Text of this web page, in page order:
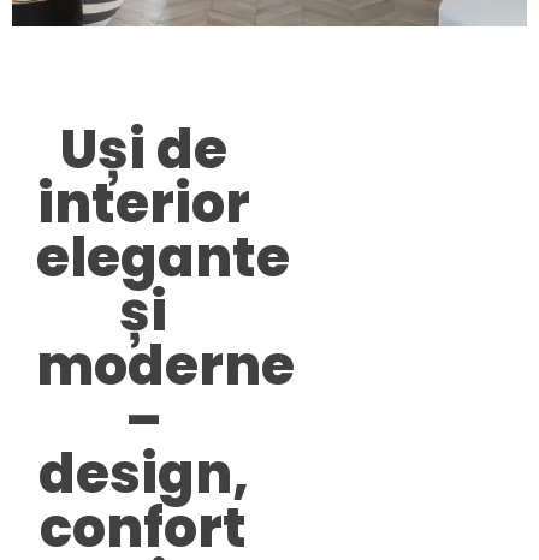
Uși de
interior
elegante
și
moderne
–
design,
confort